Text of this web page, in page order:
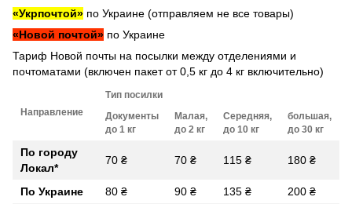
«Укрпочтой» по Украине (отправляем не все товары)
«Новой почтой» по Украине
Тариф Новой почты на посылки между отделениями и
почтоматами (включен пакет от 0,5 кг до 4 кг включительно)
Направление
Тип посилки
Документы
до 1 кг
Малая,
до 2 кг
Середняя,
до 10 кг
большая,
до 30 кг
По городу
Локал*
70 ₴ 70 ₴ 115 ₴ 180 ₴
По Украине 80 ₴ 90 ₴ 135 ₴
200 ₴